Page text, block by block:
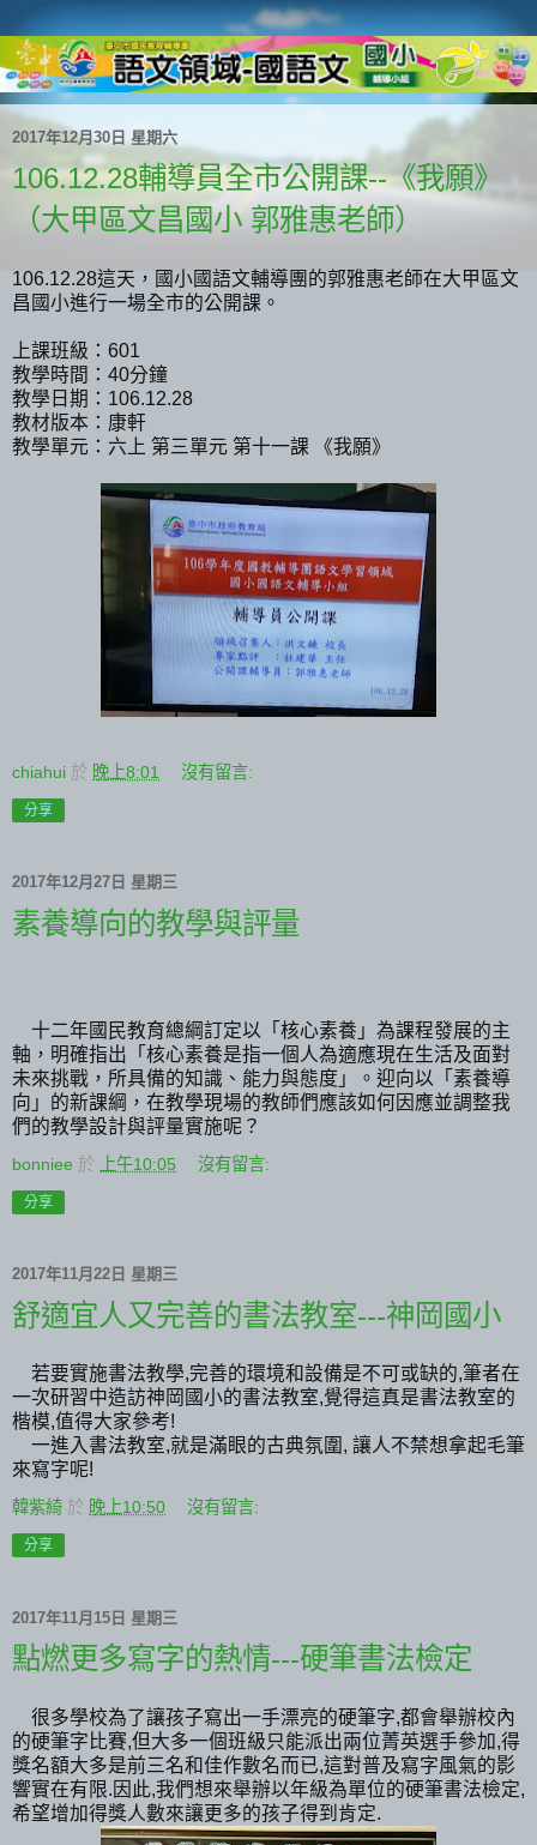
2017年12月30日 星期六
106.12.28輔導員全市公開課--《我願》
（大甲區文昌國小 郭雅惠老師）
106.12.28這天，國小國語文輔導團的郭雅惠老師在大甲區文
昌國小進行一場全市的公開課。
上課班級： 601
教學時間： 40分鐘
教學日期： 106.12.28
教材版本：康軒
教學單元：六上 第三單元 第十一課 《我願》
chiahui 於 晚上8:01 沒有留言:
分享
2017年12月27日 星期三
素養導向的教學與評量
十二年國民教育總綱訂定以「核心素養」為課程發展的主
軸，明確指出「核心素養是指一個人為適應現在生活及面對
未來挑戰，所具備的知識、能力與態度」。迎向以「素養導
向」的新課綱，在教學現場的教師們應該如何因應並調整我
們的教學設計與評量實施呢？
bonniee 於 上午10:05 沒有留言:
分享
2017年11月22日 星期三
舒適宜人又完善的書法教室---神岡國小
若要實施書法教學,完善的環境和設備是不可或缺的,筆者在
一次研習中造訪神岡國小的書法教室,覺得這真是書法教室的
楷模,值得大家參考!
一進入書法教室,就是滿眼的古典氛圍, 讓人不禁想拿起毛筆
來寫字呢!
韓紫綺 於 晚上10:50 沒有留言:
分享
2017年11月15日 星期三
點燃更多寫字的熱情---硬筆書法檢定
很多學校為了讓孩子寫出一手漂亮的硬筆字,都會舉辦校內
的硬筆字比賽,但大多一個班級只能派出兩位菁英選手參加,得
獎名額大多是前三名和佳作數名而已,這對普及寫字風氣的影
響實在有限.因此,我們想來舉辦以年級為單位的硬筆書法檢定,
希望增加得獎人數來讓更多的孩子得到肯定.